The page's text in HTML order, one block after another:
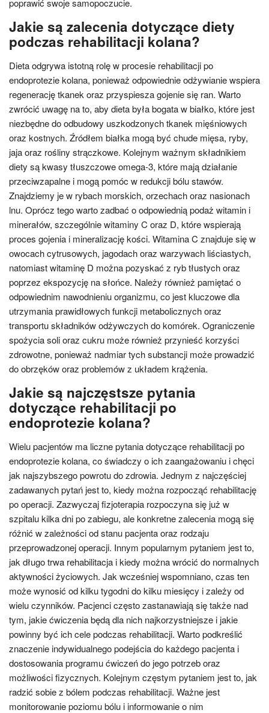
Jakie są zalecenia dotyczące diety
podczas rehabilitacji kolana?
Dieta odgrywa istotną rolę w procesie rehabilitacji po
endoprotezie kolana, ponieważ odpowiednie odżywianie wspiera
regenerację tkanek oraz przyspiesza gojenie się ran. Warto
zwrócić uwagę na to, aby dieta była bogata w białko, które jest
niezbędne do odbudowy uszkodzonych tkanek mięśniowych
oraz kostnych. Źródłem białka mogą być chude mięsa, ryby,
jaja oraz rośliny strączkowe. Kolejnym ważnym składnikiem
diety są kwasy tłuszczowe omega-3, które mają działanie
przeciwzapalne i mogą pomóc w redukcji bólu stawów.
Znajdziemy je w rybach morskich, orzechach oraz nasionach
lnu. Oprócz tego warto zadbać o odpowiednią podaż witamin i
minerałów, szczególnie witaminy C oraz D, które wspierają
proces gojenia i mineralizację kości. Witamina C znajduje się w
owocach cytrusowych, jagodach oraz warzywach liściastych,
natomiast witaminę D można pozyskać z ryb tłustych oraz
poprzez ekspozycję na słońce. Należy również pamiętać o
odpowiednim nawodnieniu organizmu, co jest kluczowe dla
utrzymania prawidłowych funkcji metabolicznych oraz
transportu składników odżywczych do komórek. Ograniczenie
spożycia soli oraz cukru może również przynieść korzyści
zdrowotne, ponieważ nadmiar tych substancji może prowadzić
do obrzęków oraz problemów z układem krążenia.
Jakie są najczęstsze pytania
dotyczące rehabilitacji po
endoprotezie kolana?
Wielu pacjentów ma liczne pytania dotyczące rehabilitacji po
endoprotezie kolana, co świadczy o ich zaangażowaniu i chęci
jak najszybszego powrotu do zdrowia. Jednym z najczęściej
zadawanych pytań jest to, kiedy można rozpocząć rehabilitację
po operacji. Zazwyczaj fizjoterapia rozpoczyna się już w
szpitalu kilka dni po zabiegu, ale konkretne zalecenia mogą się
różnić w zależności od stanu pacjenta oraz rodzaju
przeprowadzonej operacji. Innym popularnym pytaniem jest to,
jak długo trwa rehabilitacja i kiedy można wrócić do normalnych
aktywności życiowych. Jak wcześniej wspomniano, czas ten
może wynosić od kilku tygodni do kilku miesięcy i zależy od
wielu czynników. Pacjenci często zastanawiają się także nad
tym, jakie ćwiczenia będą dla nich najkorzystniejsze i jakie
powinny być ich cele podczas rehabilitacji. Warto podkreślić
znaczenie indywidualnego podejścia do każdego pacjenta i
dostosowania programu ćwiczeń do jego potrzeb oraz
możliwości fizycznych. Kolejnym częstym pytaniem jest to, jak
radzić sobie z bólem podczas rehabilitacji. Ważne jest
monitorowanie poziomu bólu i informowanie o nim